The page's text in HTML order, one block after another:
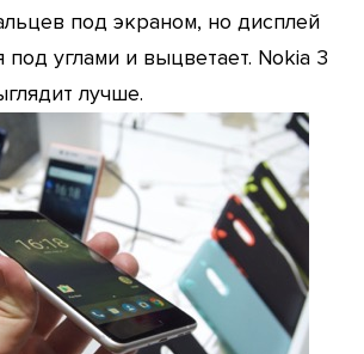
под экраном, но дисплей
под углами и выцветает. Nokia 3
лучше.